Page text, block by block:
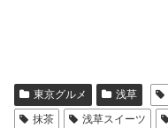
東京グルメ 浅草
抹茶
浅草スイーツ